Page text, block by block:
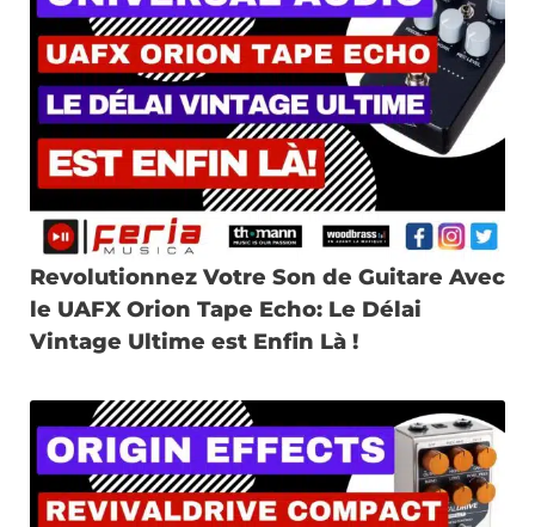
Revolutionnez Votre Son de Guitare Avec
le UAFX Orion Tape Echo: Le Délai
Vintage Ultime est Enfin Là !